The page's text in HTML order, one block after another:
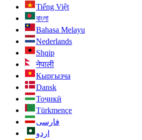
Tiếng Việt
বাংলা
Bahasa Melayu
Nederlands
Shqip
नेपाली
Кыргызча
Dansk
Тоҷикӣ
Türkmençe
فارسی
اردو